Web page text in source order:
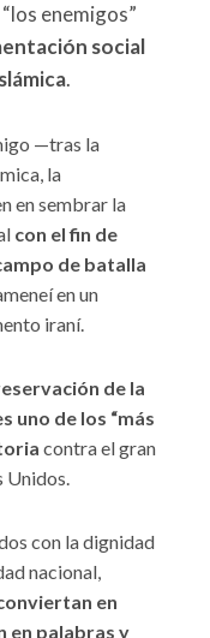
enemigos”
social
.
—tras la
la
en sembrar la
con el fin de
de batalla
en un
iraní.
de la
uno de los “más
contra el gran
Unidos.
con la dignidad
nacional,
en
en palabras y